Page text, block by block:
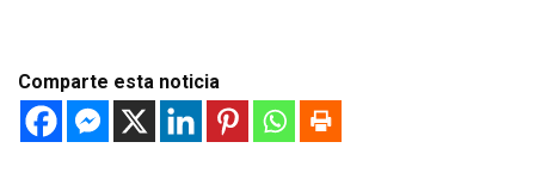
Comparte esta noticia